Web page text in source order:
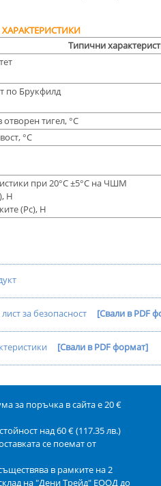
Типични
по Брукфилд
тигел, °С
°С
при 20°С ±5°С на ЧШМ
Н
(Рс), Н
за безопасност [Свали в PDF
[Свали в PDF формат]
за поръчка в сайта е 20 €
над 60 € (117.35 лв.)
се поемат от
в рамките на 2
на "Дени Трейд" ЕООД до